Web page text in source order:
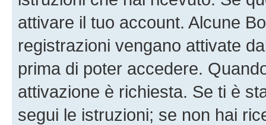
attivare il tuo account. Alcune
registrazioni vengano attivate
prima di poter accedere.
attivazione è richiesta. Se ti è
segui le istruzioni; se non hai